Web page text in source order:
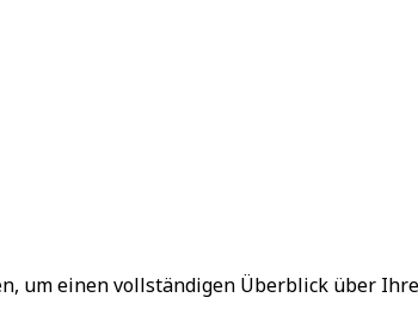
um einen vollständigen Überblick über